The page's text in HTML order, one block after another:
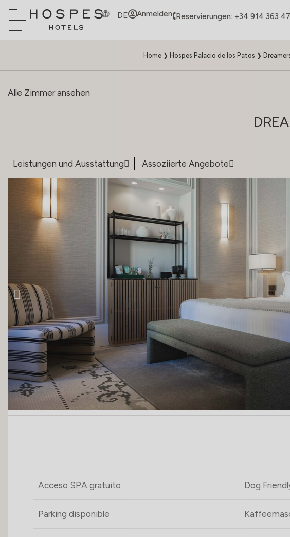
DE Anmelden Reservierungen: +34 914 363
Home❯ Hospes Palacio de los Patos ❯
Alle Zimmer ansehen
Leistungen und Ausstattung Assoziierte Angebote
Acceso SPA gratuito Dog
Parking disponible